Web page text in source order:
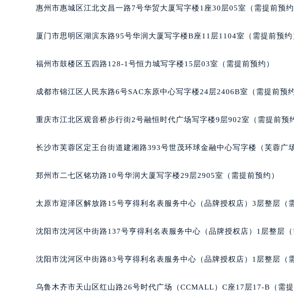
黑龙江省牡丹江市东安区太平路宝格丽售后服务中心（需
黑龙江省齐齐哈尔市龙沙区龙华路宝格丽售后服务中心（
黑龙江省绥化市北林区新华街与康庄路交叉口宝格丽售后
吉林省白城市洮北区明仁南街宝格丽售后服务中心（需提
吉林省吉林市船营区河南街宝格丽售后服务中心（需提前
吉林省梅河口市新华街道梅河大街宝格丽售后服务中心（
吉林省松原市宁江区五环大街宝格丽售后服务中心（需提
吉林省延边市延吉市解放路宝格丽售后服务中心（需提前
辽宁省本溪市平山区胜利路宝格丽售后服务中心（需提前
辽宁省丹东市振兴区七经街宝格丽售后服务中心（需提前
辽宁省阜新市海州区解放大街宝格丽售后服务中心（需提
惠州市惠城区江北文昌一路7号华贸大厦写字楼1座30层05室（需提前预约
厦门市思明区湖滨东路95号华润大厦写字楼B座11层1104室（需提前预约
福州市鼓楼区五四路128-1号恒力城写字楼15层03室（需提前预约）
成都市锦江区人民东路6号SAC东原中心写字楼24层2406B室（需提前预约
重庆市江北区观音桥步行街2号融恒时代广场写字楼9层902室（需提前预
长沙市芙蓉区定王台街道建湘路393号世茂环球金融中心写字楼（芙蓉广
郑州市二七区铭功路10号华润大厦写字楼29层2905室（需提前预约）
太原市迎泽区解放路15号亨得利名表服务中心（品牌授权店）3层整层（
沈阳市沈河区中街路137号亨得利名表服务中心（品牌授权店）1层整层（
沈阳市沈河区中街路83号亨得利名表服务中心（品牌授权店）1层整层（
乌鲁木齐市天山区红山路26号时代广场（CCMALL）C座17层17-B（需提